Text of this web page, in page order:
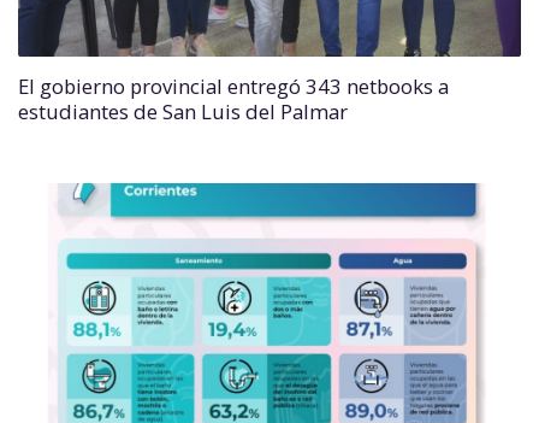
El gobierno provincial entregó 343 netbooks a
estudiantes de San Luis del Palmar